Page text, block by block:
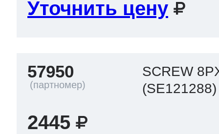
Уточнить цену
57950
SCREW
(SE121288)
2445